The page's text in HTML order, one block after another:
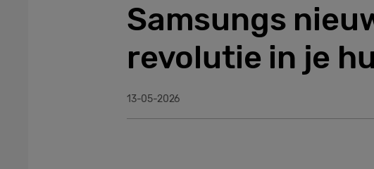
Samsungs
revolutie in je
13-05-2026